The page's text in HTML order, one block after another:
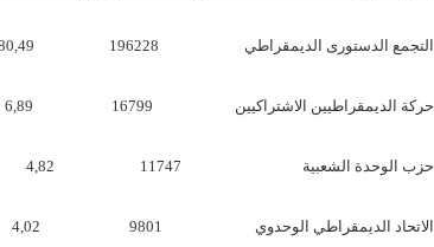
التجمع الدستورى الديمقراطي 196228 80,49
حركة الديمقراطيين الاشتراكيين 16799 6,89
حزب الوحدة الشعبية 11747 4,82
الاتحاد الديمقراطي الوحدوي 9801 4,02